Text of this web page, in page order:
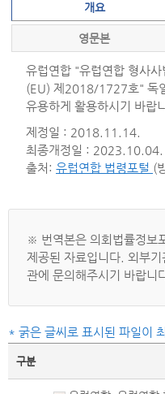
개요
영문본
유럽연합 "유럽연합 형사
(EU) 제2018/1727호" 독
유용하게 활용하시기 바랍
제정일 : 2018.11.14.
최종개정일 : 2023.10.04.
출처: 유럽연합 법령포털 (
※ 번역본은 의회법률정
제공된 자료입니다. 외부기
관에 문의해주시기 바랍니
* 굵은 글씨로 표시된 파일이
구분